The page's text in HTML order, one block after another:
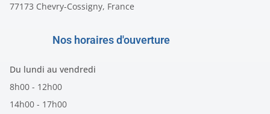
77173 Chevry-Cossigny, France
Nos horaires d'ouverture
Du lundi au vendredi
8h00 - 12h00
14h00 - 17h00